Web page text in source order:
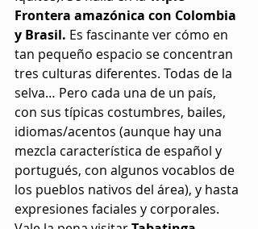
Frontera amazónica con Colombia
y Brasil. Es fascinante ver cómo en
tan pequeño espacio se concentran
tres culturas diferentes. Todas de la
selva… Pero cada una de un país,
con sus típicas costumbres, bailes,
idiomas/acentos (aunque hay una
mezcla característica de español y
portugués, con algunos vocablos de
los pueblos nativos del área), y hasta
expresiones faciales y corporales.